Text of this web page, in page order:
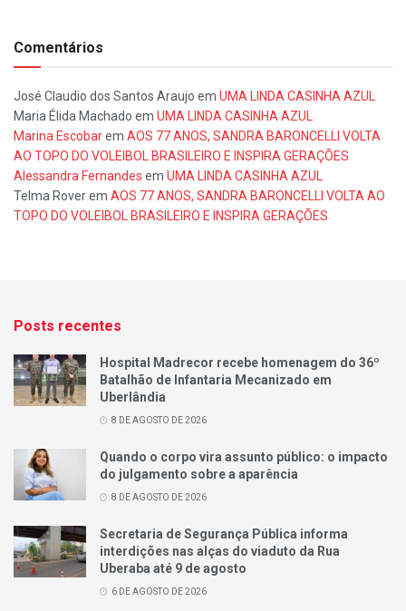
Comentários
José Claudio dos Santos Araujo em UMA LINDA CASINHA AZUL
Maria Élida Machado em UMA LINDA CASINHA AZUL
Marina Escobarem AOS 77 ANOS, SANDRA BARONCELLI VOLTA
AO TOPO DO VOLEIBOL BRASILEIRO E INSPIRA GERAÇÕES
Alessandra Fernandes em UMA LINDA CASINHA AZUL
Telma Roverem AOS 77 ANOS, SANDRA BARONCELLI VOLTA AO
TOPO DO VOLEIBOL BRASILEIRO E INSPIRA GERAÇÕES
Posts recentes
Hospital Madrecor recebe homenagem do 36º
Batalhão de Infantaria Mecanizado em
Uberlândia
8 DE AGOSTO DE 2026
Quando o corpo vira assunto público: o impacto
do julgamento sobre a aparência
8 DE AGOSTO DE 2026
Secretaria de Segurança Pública informa
interdições nas alças do viaduto da Rua
Uberaba até 9 de agosto
6 DE AGOSTO DE 2026